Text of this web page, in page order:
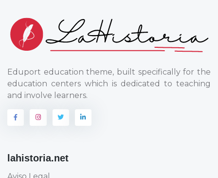
Eduport education theme, built specifically for the
education centers which is dedicated to teaching
and involve learners.
lahistoria.net
Aviso Legal